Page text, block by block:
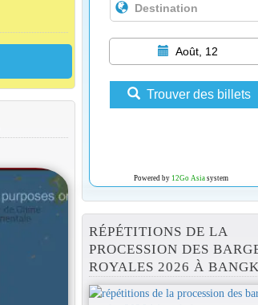
Août, 12
Trouver des billets
Powered by 12Go Asiasystem
RÉPÉTITIONS DE LA
PROCESSION DES
ROYALES 2026 À